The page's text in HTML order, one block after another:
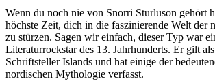
Wenn du noch nie von⁤ Snorri Sturluson gehört
höchste ⁢Zeit, dich in die faszinierende‌ Welt der
zu stürzen. Sagen wir einfach, dieser Typ war
Literaturrockstar des 13. Jahrhunderts. Er gilt
Schriftsteller Islands und hat ‍einige der
nordischen Mythologie verfasst.